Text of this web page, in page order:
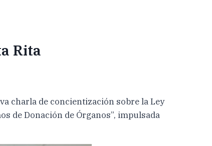
Rita
charla de concientización sobre la Ley
de Donación de Órganos”, impulsada